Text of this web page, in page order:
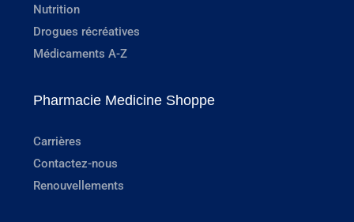
Nutrition
Drogues récréatives
Médicaments A-Z
Pharmacie Medicine Shoppe
Carrières
Contactez-nous
Renouvellements